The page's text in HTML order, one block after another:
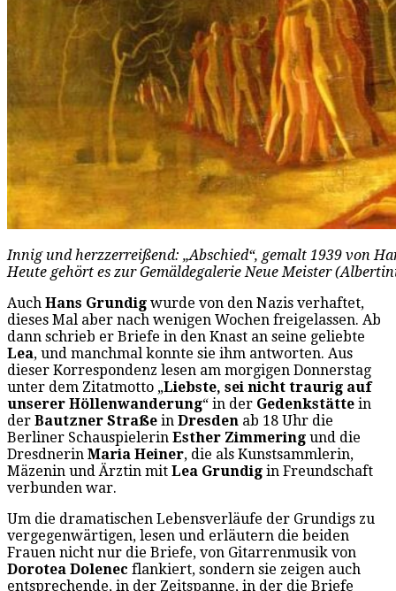
Innig und herzzerreißend: „Abschied“, gemalt 1939 von
Heute gehört es zur Gemäldegalerie Neue Meister
Auch Hans Grundig wurde von den Nazis verhaftet,
dieses Mal aber nach wenigen Wochen freigelassen. Ab
dann schrieb er Briefe in den Knast an seine geliebte
Lea, und manchmal konnte sie ihm antworten. Aus
dieser Korrespondenz lesen am morgigen Donnerstag
unter dem Zitatmotto „Liebste, sei nicht traurig auf
unserer Höllenwanderung“ in der Gedenkstätte in
der Bautzner Straße in Dresden ab 18 Uhr die
Berliner Schauspielerin Esther Zimmering und die
Dresdnerin Maria Heiner, die als Kunstsammlerin,
Mäzenin und Ärztin mit Lea Grundig in Freundschaft
verbunden war.
Um die dramatischen Lebensverläufe der Grundigs zu
vergegenwärtigen, lesen und erläutern die beiden
Frauen nicht nur die Briefe, von Gitarrenmusik von
Dorotea Dolenec flankiert, sondern sie zeigen auch
entsprechende, in der Zeitspanne, in der die Briefe